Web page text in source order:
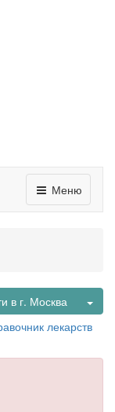
Меню
в г. Москва
лекарств